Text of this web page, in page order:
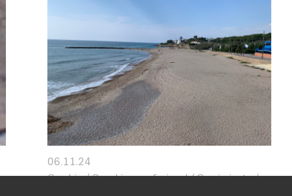
06.11.24
Cambio
Coaching profesional
Crecimiento